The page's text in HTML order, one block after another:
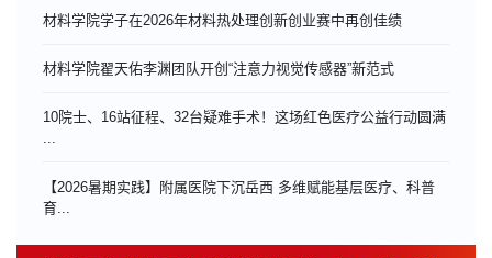
材料学院学子在2026年材料热处理创新创业赛中再创佳绩
材料学院翟天佑李渊团队开创“注意力视觉传感器”新范式
10院士、16站征程、32台疑难手术！这场红色医疗公益行动圆满
...
【2026暑期实践】附属医院下沉岳西 多维赋能基层医疗、科普
育...